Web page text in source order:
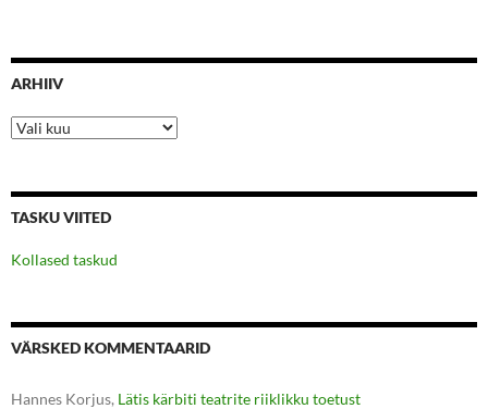
ARHIIV
Arhiiv
TASKU VIITED
Kollased taskud
VÄRSKED KOMMENTAARID
Hannes Korjus, Lätis kärbiti teatrite riiklikku toetust